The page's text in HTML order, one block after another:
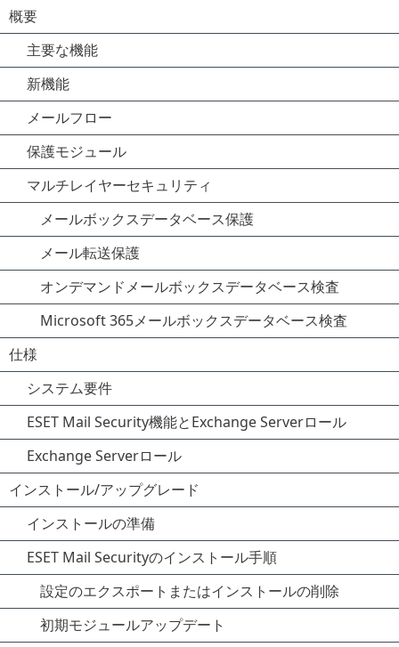
概要
主要な機能
新機能
メールフロー
保護モジュール
マルチレイヤーセキュリティ
メールボックスデータベース保護
メール転送保護
オンデマンドメールボックスデータベース検査
Microsoft 365メールボックスデータベース検査
仕様
システム要件
ESET Mail Security機能とExchange Serverロール
Exchange Serverロール
インストール/アップグレード
インストールの準備
ESET Mail Securityのインストール手順
設定のエクスポートまたはインストールの削除
初期モジュールアップデート